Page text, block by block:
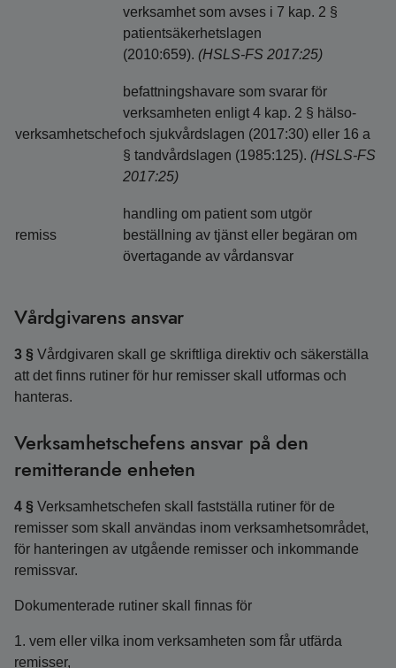
verksamhet som avses i 7 kap. 2 §
patientsäkerhetslagen
(2010:659). (HSLS-FS 2017:25)
verksamhetschef
befattningshavare som svarar för
verksamheten enligt 4 kap. 2 § hälso-
och sjukvårdslagen (2017:30) eller 16 a
§ tandvårdslagen (1985:125). (HSLS-FS
2017:25)
remiss
handling om patient som utgör
beställning av tjänst eller begäran om
övertagande av vårdansvar
Vårdgivarens ansvar
3 § Vårdgivaren skall ge skriftliga direktiv och säkerställa
att det finns rutiner för hur remisser skall utformas och
hanteras.
Verksamhetschefens ansvar på den
remitterande enheten
4 § Verksamhetschefen skall fastställa rutiner för de
remisser som skall användas inom verksamhetsområdet,
för hanteringen av utgående remisser och inkommande
remissvar.
Dokumenterade rutiner skall finnas för
1. vem eller vilka inom verksamheten som får utfärda
remisser,